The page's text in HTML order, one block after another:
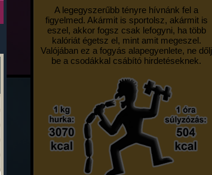
A legegyszerűbb tényre hívnánk fel a
figyelmed. Akármit is sportolsz, akármit is
eszel, akkor fogsz csak lefogyni, ha több
kalóriát égetsz el, mint amit megeszel.
Valójában ez a fogyás alapegyenlete, ne dőlj
be a csodákkal csábító hirdetéseknek.